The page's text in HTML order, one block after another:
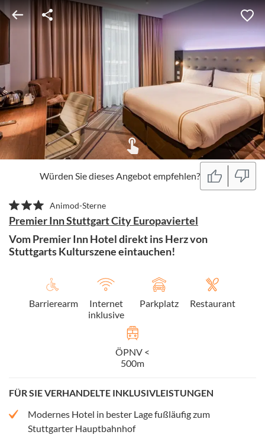
Würden Sie dieses Angebot empfehlen?
Animod-Sterne
Premier Inn Stuttgart City Europaviertel
Vom Premier Inn Hotel direkt ins Herz von
Stuttgarts Kulturszene eintauchen!
Barrierearm
Internet
inklusive
Parkplatz Restaurant
ÖPNV <
500m
FÜR SIE VERHANDELTE INKLUSIVLEISTUNGEN
Modernes Hotel in bester Lage fußläufig zum
Stuttgarter Hauptbahnhof